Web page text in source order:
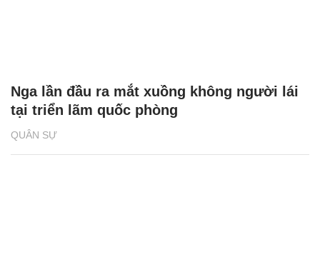
QUÂN SỰ
Nga lần đầu ra mắt xuồng không người lái
tại triển lãm quốc phòng